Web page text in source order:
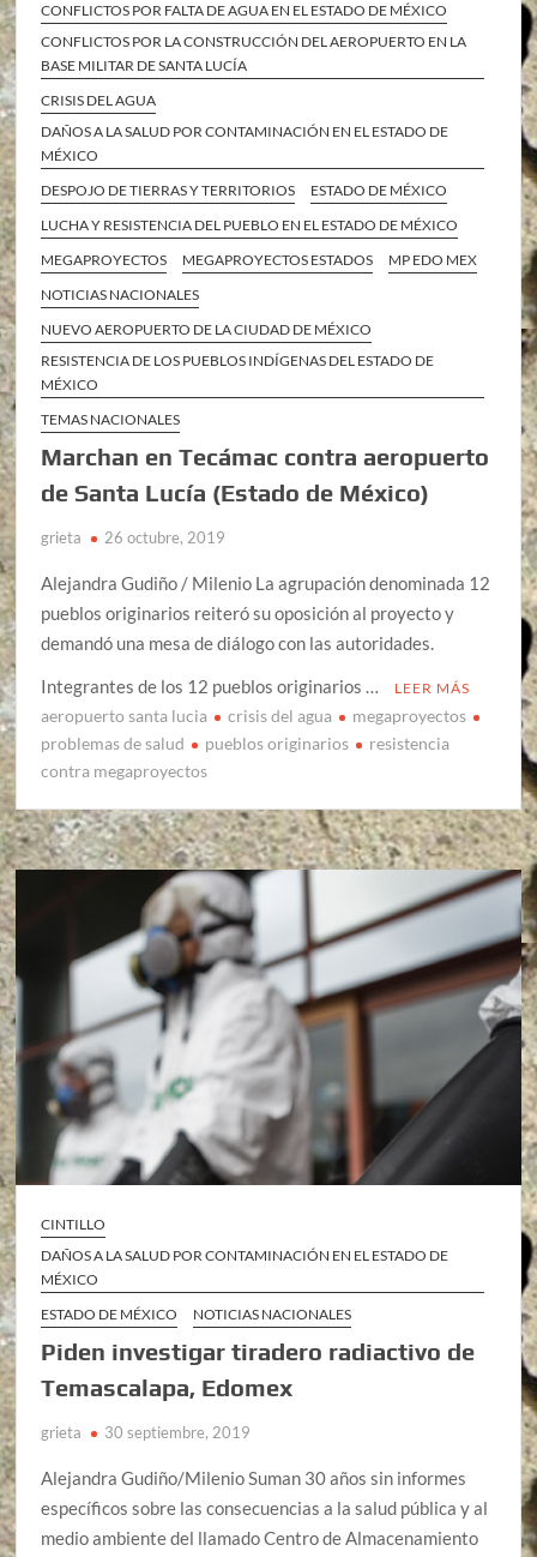
CONFLICTOS POR FALTA DE AGUA EN EL ESTADO DE MÉXICO
CONFLICTOS POR LA CONSTRUCCIÓN DEL AEROPUERTO EN LA
BASE MILITAR DE SANTA LUCÍA
CRISIS DEL AGUA
DAÑOS A LA SALUD POR CONTAMINACIÓN EN EL ESTADO DE
MÉXICO
DESPOJO DE TIERRAS Y TERRITORIOS
ESTADO DE MÉXICO
LUCHA Y RESISTENCIA DEL PUEBLO EN EL ESTADO DE MÉXICO
MEGAPROYECTOS
MEGAPROYECTOS ESTADOS
MP EDO MEX
NOTICIAS NACIONALES
NUEVO AEROPUERTO DE LA CIUDAD DE MÉXICO
RESISTENCIA DE LOS PUEBLOS INDÍGENAS DEL ESTADO DE
MÉXICO
TEMAS NACIONALES
Marchan en Tecámac contra aeropuerto
de Santa Lucía (Estado de México)
grieta 26 octubre, 2019
Alejandra Gudiño / Milenio La agrupación denominada 12
pueblos originarios reiteró su oposición al proyecto y
demandó una mesa de diálogo con las autoridades.
Integrantes de los 12 pueblos originarios …
LEER MÁS
aeropuerto santa lucia crisis del agua
megaproyectos
problemas de salud
pueblos originarios
resistencia
contra megaproyectos
CINTILLO
DAÑOS A LA SALUD POR CONTAMINACIÓN EN EL ESTADO DE
MÉXICO
ESTADO DE MÉXICO
NOTICIAS NACIONALES
Piden investigar tiradero radiactivo de
Temascalapa, Edomex
grieta 30 septiembre, 2019
Alejandra Gudiño/Milenio Suman 30 años sin informes
específicos sobre las consecuencias a la salud pública y al
medio ambiente del llamado Centro de Almacenamiento